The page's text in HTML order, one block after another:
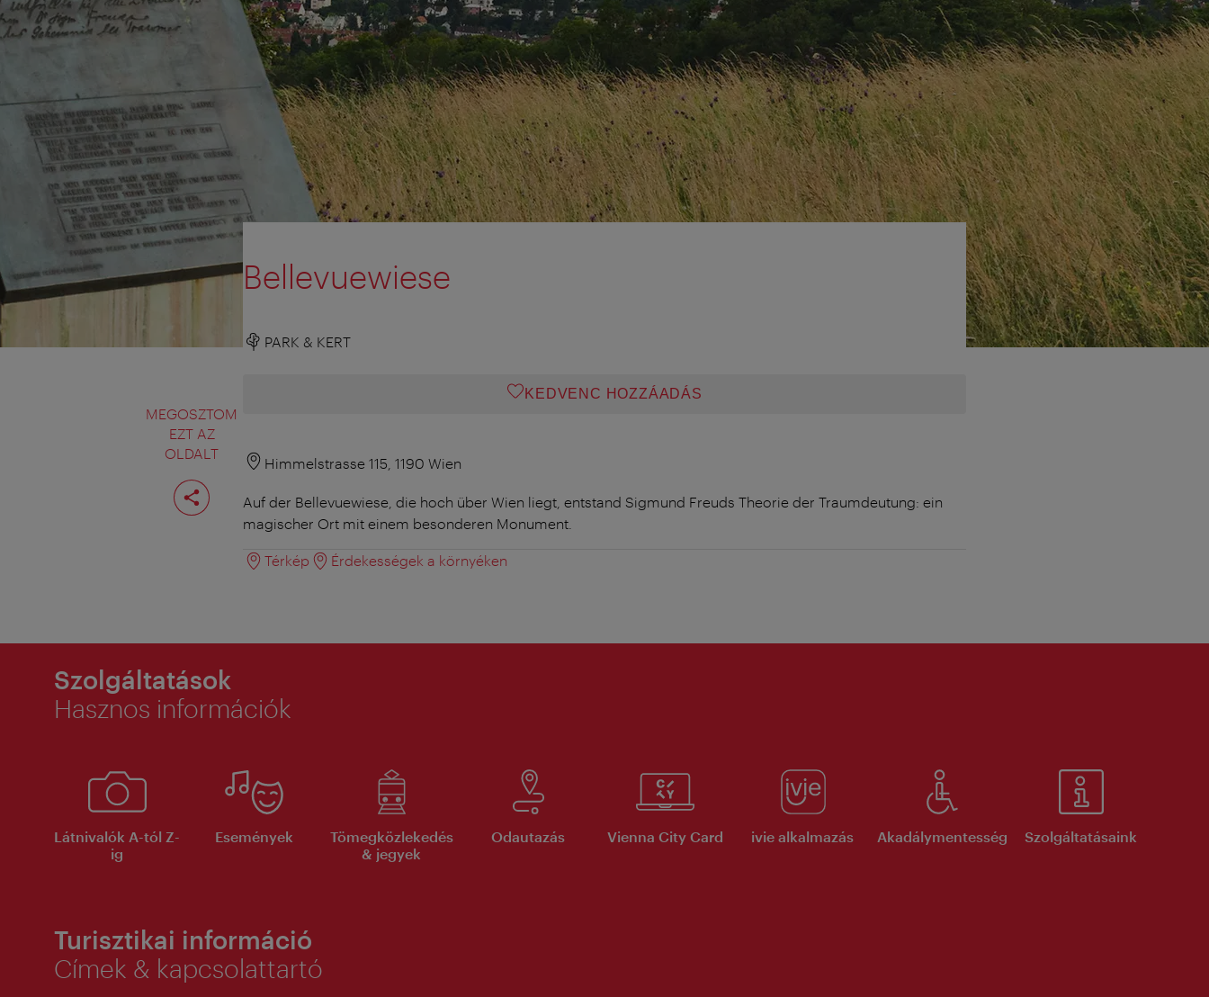
MEGOSZTOM
EZT AZ
OLDALT
Oldal
megosztása
Bellevuewiese
PARK & KERT
KEDVENC HOZZÁADÁS
Himmelstrasse 115, 1190 Wien
Auf der Bellevuewiese, die hoch über Wien liegt, entstand Sigmund Freuds Theorie der Traumdeutung: ein
magischer Ort mit einem besonderen Monument.
Térkép Érdekességek a környéken
Szolgáltatások
Hasznos információk
Látnivalók A-tól Z-
ig
Események
Tömegközlekedés
& jegyek
Odautazás Vienna City Card ivie alkalmazás Akadálymentesség Szolgáltatásaink
Turisztikai információ
Címek & kapcsolattartó